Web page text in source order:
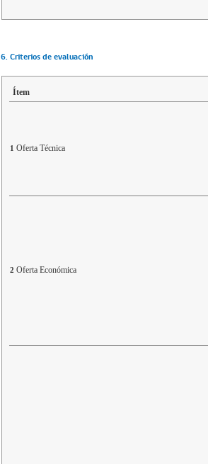
6. Criterios de evaluación
Ítem
1 Oferta Técnica
2 Oferta Económica